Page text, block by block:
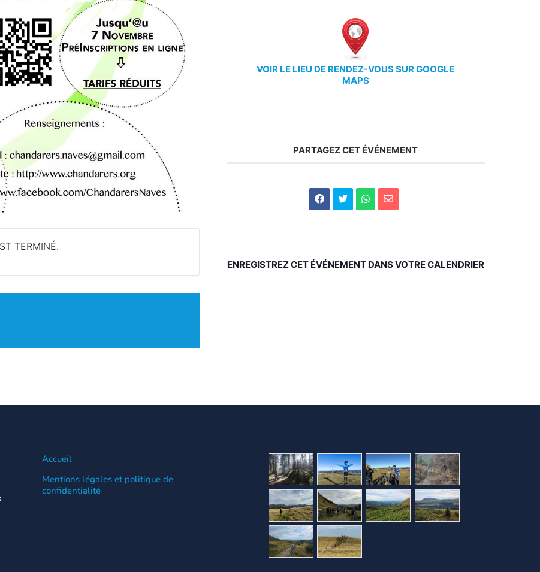
TERMINÉ.
VOIR LE LIEU DE RENDEZ-VOUS SUR GOOGLE
MAPS
PARTAGEZ CET ÉVÉNEMENT
ENREGISTREZ CET ÉVÉNEMENT DANS VOTRE CALENDRIER
Accueil
Mentions légales et politique de
confidentialité